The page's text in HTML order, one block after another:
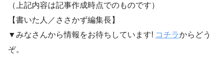
（上記内容は記事作成時点でのものです）
【書いた人／ささかず編集長】
▼みなさんから情報をお待ちしています! コチラからどう
ぞ。